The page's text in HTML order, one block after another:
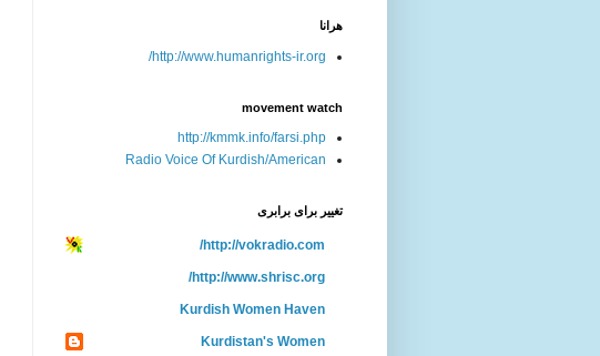
هرانا
http://www.humanrights-ir.org/
movement watch
http://kmmk.info/farsi.php
Radio Voice Of Kurdish/American
تغییر برای برابری
http://vokradio.com/
http://www.shrisc.org/
Kurdish Women Haven
Kurdistan's Women